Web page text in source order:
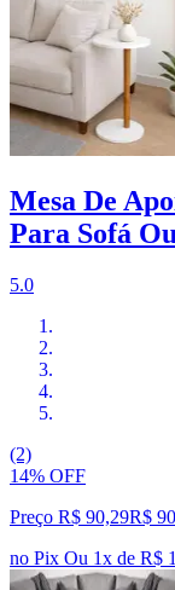
Mesa De
Para Sofá
5.0
(2)
14% OFF
Preço R$ 90,29R$ 90
no Pix Ou 1x de R$